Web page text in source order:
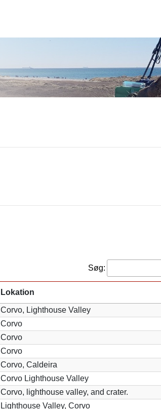
Søg:
Lokation
Corvo, Lighthouse Valley
Corvo
Corvo
Corvo
Corvo, Caldeira
Corvo Lighthouse Valley
Corvo, lighthouse valley, and crater.
Lighthouse Valley, Corvo